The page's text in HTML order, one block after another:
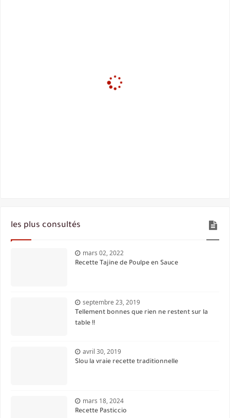
les plus consultés
mars 02, 2022
Recette Tajine de Poulpe en Sauce
septembre 23, 2019
Tellement bonnes que rien ne restent sur la
table !!
avril 30, 2019
Slou la vraie recette traditionnelle
mars 18, 2024
Recette Pasticcio